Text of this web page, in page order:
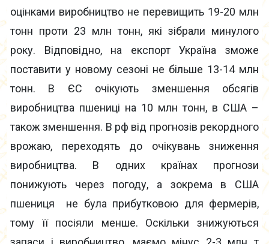
оцінками виробництво не перевищить 19-20 млн
тонн проти 23 млн тонн, які зібрали минулого
року. Відповідно, на експорт Україна зможе
поставити у новому сезоні не більше 13-14 млн
тонн. В ЄС очікують зменшення обсягів
виробництва пшениці на 10 млн тонн, в США –
також зменшення. В рф від прогнозів рекордного
врожаю, переходять до очікувань зниження
виробництва. В одних країнах прогнози
понижують через погоду, а зокрема в США
пшениця не була прибутковою для фермерів,
тому її посіяли менше. Оскільки знижуються